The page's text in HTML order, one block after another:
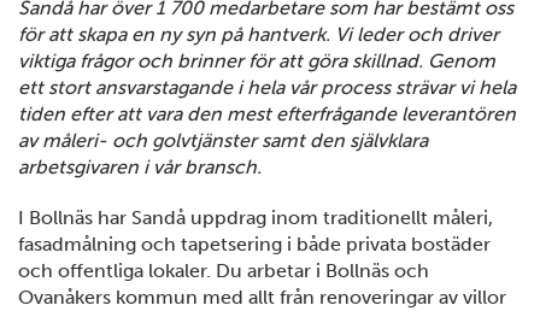
Sandå har över 1 700 medarbetare som har bestämt oss
för att skapa en ny syn på hantverk. Vi leder och driver
viktiga frågor och brinner för att göra skillnad. Genom
ett stort ansvarstagande i hela vår process strävar vi hela
tiden efter att vara den mest efterfrågande leverantören
av måleri- och golvtjänster samt den självklara
arbetsgivaren i vår bransch.
I Bollnäs har Sandå uppdrag inom traditionellt måleri,
fasadmålning och tapetsering i både privata bostäder
och offentliga lokaler. Du arbetar i Bollnäs och
Ovanåkers kommun med allt från renoveringar av villor